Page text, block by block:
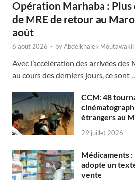
Opération Marhaba : Plus
de MRE de retour au
août
6 août 2026 - byAbdelkhalek Moutawakil
Avec l’accélération des arrivées
au cours des derniers jours, ce sont
CCM: 48
étrangers au
29 juillet 2026
Médicaments
adopte un
vente